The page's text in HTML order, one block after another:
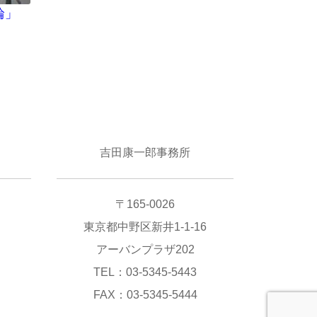
吉田康一郎事務所
〒165-0026
東京都中野区新井1-1-16
アーバンプラザ202
TEL：03-5345-5443
FAX：03-5345-5444